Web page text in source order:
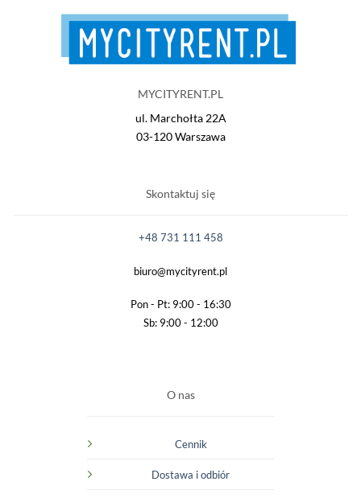
MYCITYRENT.PL
ul. Marchołta 22A
03-120 Warszawa
O nas
Cennik
Dostawa i odbiór
Skontaktuj się
+48 731 111 458
biuro@mycityrent.pl
Pon - Pt: 9:00 - 16:30
Sb: 9:00 - 12:00